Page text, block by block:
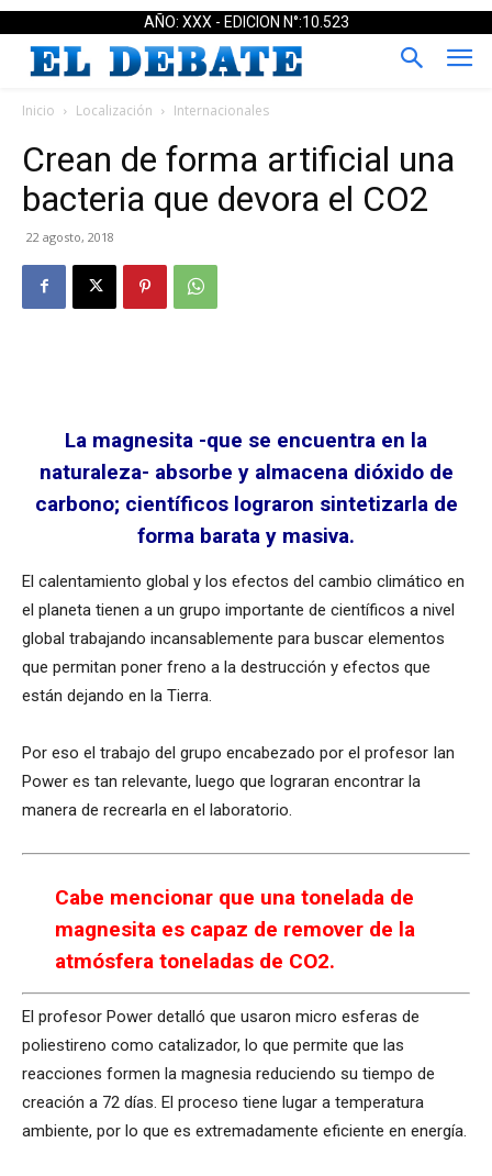
AÑO: XXX - EDICION N°:10.523
Inicio Localización Internacionales
Crean de forma artificial una
bacteria que devora el CO2
22 agosto, 2018
La magnesita -que se encuentra en la
naturaleza- absorbe y almacena dióxido de
carbono; científicos lograron sintetizarla de
forma barata y masiva.
El calentamiento global y los efectos del cambio climático en
el planeta tienen a un grupo importante de científicos a nivel
global trabajando incansablemente para buscar elementos
que permitan poner freno a la destrucción y efectos que
están dejando en la Tierra.
Por eso el trabajo del grupo encabezado por el profesor Ian
Power es tan relevante, luego que lograran encontrar la
manera de recrearla en el laboratorio.
Cabe mencionar que una tonelada de
magnesita es capaz de remover de la
atmósfera toneladas de CO2.
El profesor Power detalló que usaron micro esferas de
poliestireno como catalizador, lo que permite que las
reacciones formen la magnesia reduciendo su tiempo de
creación a 72 días. El proceso tiene lugar a temperatura
ambiente, por lo que es extremadamente eficiente en energía.